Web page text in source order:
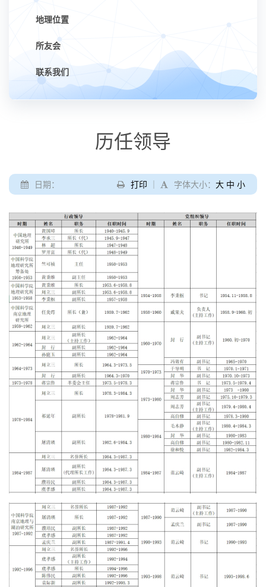
地理位置
所友会
联系我们
历任领导
打印 ｜ 字体大小： 大 中 小
日期：